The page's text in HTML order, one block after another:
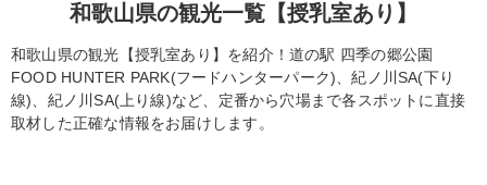
和歌山県の観光一覧【授乳室あり】
和歌山県の観光【授乳室あり】を紹介！道の駅 四季の郷公園
FOOD HUNTER PARK(フードハンターパーク)、紀ノ川SA(下り
線)、紀ノ川SA(上り線)など、定番から穴場まで各スポットに直接
取材した正確な情報をお届けします。